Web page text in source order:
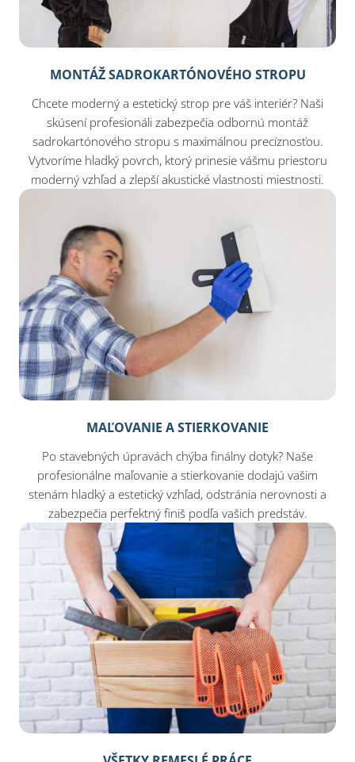
MONTÁŽ SADROKARTÓNOVÉHO STROPU
Chcete moderný a estetický strop pre váš interiér? Naši
skúsení profesionáli zabezpečia odbornú montáž
sadrokartónového stropu s maximálnou precíznosťou.
Vytvoríme hladký povrch, ktorý prinesie vášmu priestoru
moderný vzhľad a zlepší akustické vlastnosti miestnosti.
MAĽOVANIE A STIERKOVANIE
Po stavebných úpravách chýba finálny dotyk? Naše
profesionálne maľovanie a stierkovanie dodajú vašim
stenám hladký a estetický vzhľad, odstránia nerovnosti a
zabezpečia perfektný finiš podľa vašich predstáv.